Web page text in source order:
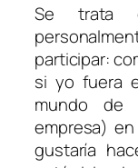
Se trata
participar:
si yo fuera
mundo
empresa)
gustaría